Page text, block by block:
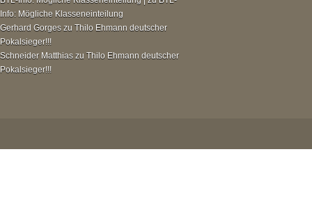
Info: Mögliche Klasseneinteilung
Gerhard Gorges zu Thilo Ehmann deutscher
Pokalsieger!!!
Schneider Matthias zu Thilo Ehmann deutscher
Pokalsieger!!!